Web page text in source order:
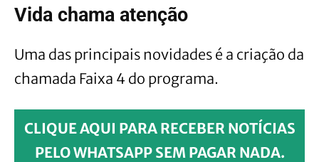
Vida chama atenção
Uma das principais novidades é a criação da
chamada Faixa 4 do programa.
CLIQUE AQUI PARA RECEBER NOTÍCIAS
PELO WHATSAPP SEM PAGAR NADA.